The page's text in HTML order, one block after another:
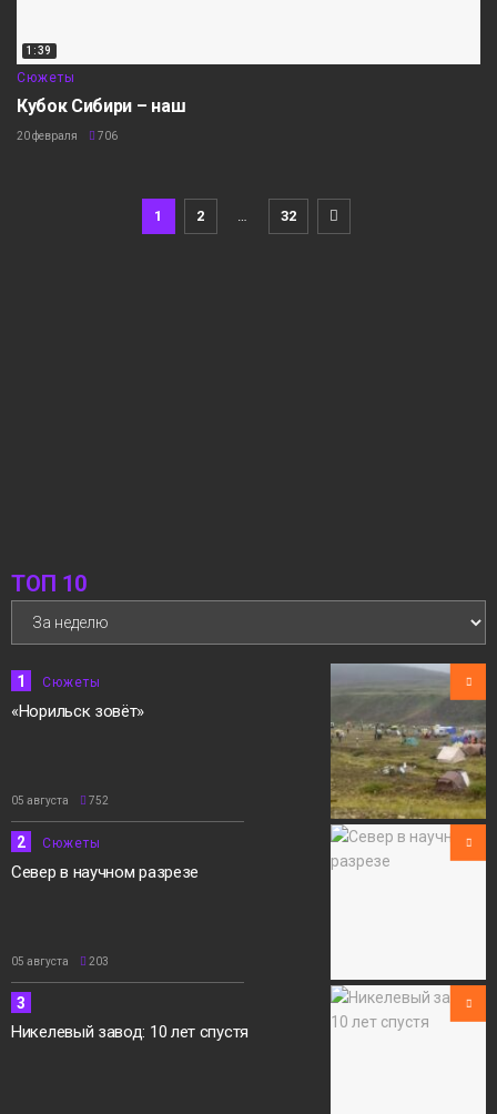
1:39
Сюжеты
Кубок Сибири – наш
20 февраля 706
1 2 … 32
ТОП 10
1 Сюжеты
«Норильск зовёт»
05 августа 752
2 Сюжеты
Север в научном разрезе
05 августа 203
3
Никелевый завод: 10 лет спустя